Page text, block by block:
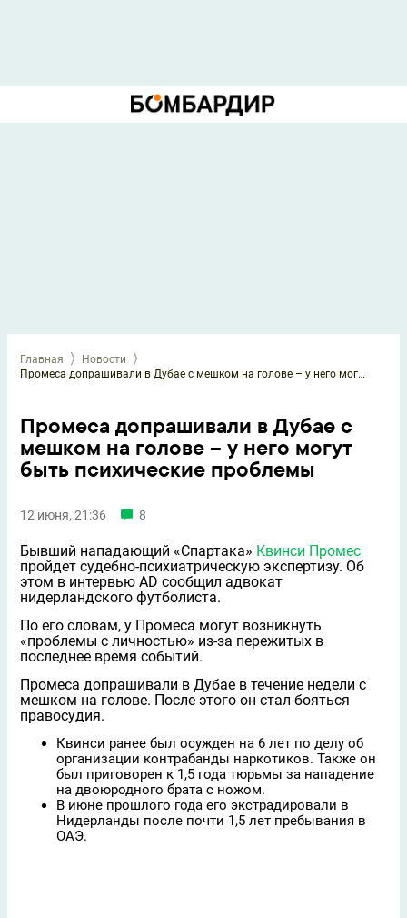
Главная
Новости
Промеса допрашивали в Дубае с мешком на голове – у него могут быть психические проблемы
Промеса допрашивали в Дубае с
мешком на голове – у него могут
быть психические проблемы
12 июня, 21:36 8
Бывший нападающий «Спартака» Квинси Промес
пройдет судебно-психиатрическую экспертизу. Об
этом в интервью AD сообщил адвокат
нидерландского футболиста.
По его словам, у Промеса могут возникнуть
«проблемы с личностью» из-за пережитых в
последнее время событий.
Промеса допрашивали в Дубае в течение недели с
мешком на голове. После этого он стал бояться
правосудия.
Квинси ранее был осужден на 6 лет по делу об
организации контрабанды наркотиков. Также он
был приговорен к 1,5 года тюрьмы за нападение
на двоюродного брата с ножом.
В июне прошлого года его экстрадировали в
Нидерланды после почти 1,5 лет пребывания в
ОАЭ.